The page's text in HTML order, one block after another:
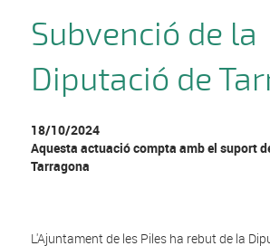
Subvenció de la
Diputació de
18/10/2024
Aquesta actuació compta amb el suport
Tarragona
L'Ajuntament de les Piles ha rebut de la